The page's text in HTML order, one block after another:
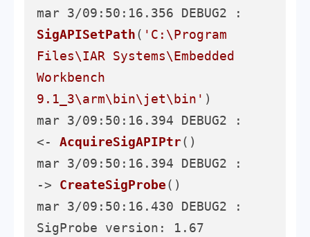
SigAPISetPath( 'C:\Program
Files\IAR Systems\Embedded
Workbench
9.1_3\arm\bin\jet\bin' )
mar 3/09:50:16.394 DEBUG2 :
<- AcquireSigAPIPtr()
mar 3/09:50:16.394 DEBUG2 :
-> CreateSigProbe()
mar 3/09:50:16.430 DEBUG2 :
SigProbe version: 1.67